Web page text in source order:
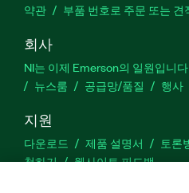
약관
부품 번호로 주문 또는 견
회사
NI는 이제 Emerson의 일원입니다
뉴스룸
공급망/품질 행사
지원
다운로드 제품 설명서 토론
청하기
웹사이트 피드백